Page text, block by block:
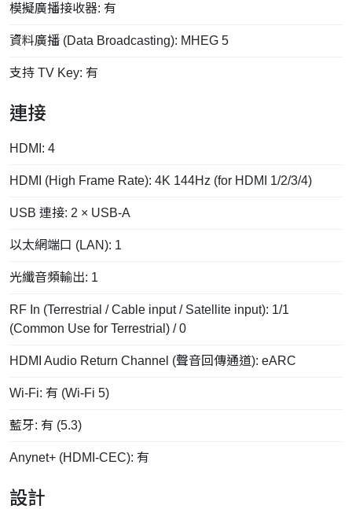
模擬廣播接收器: 有
資料廣播 (Data Broadcasting): MHEG 5
支持 TV Key: 有
連接
HDMI: 4
HDMI (High Frame Rate): 4K 144Hz (for HDMI 1/2/3/4)
USB 連接: 2 × USB-A
以太網端口 (LAN): 1
光纖音頻輸出: 1
RF In (Terrestrial / Cable input / Satellite input): 1/1
(Common Use for Terrestrial) / 0
HDMI Audio Return Channel (聲音回傳通道): eARC
Wi-Fi: 有 (Wi-Fi 5)
藍牙: 有 (5.3)
Anynet+ (HDMI-CEC): 有
設計